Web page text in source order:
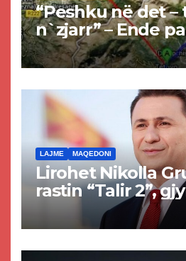
“Peshku në det –
n`zjarr” – Ende
projekti i tunelit,
Tetovës nis
LAJME MAQEDONI
Lirohet Nikolla
rastin “Talir 2”,
akuzat për
paligjshëm të